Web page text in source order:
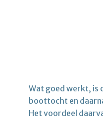
Wat goed werkt, is
boottocht en
Het voordeel